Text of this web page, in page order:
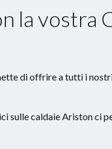
la vostra
di offrire a tutti i
sulle caldaie Ariston ci